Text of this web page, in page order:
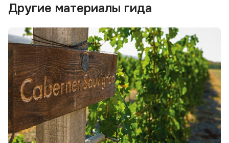
Другие материалы гида